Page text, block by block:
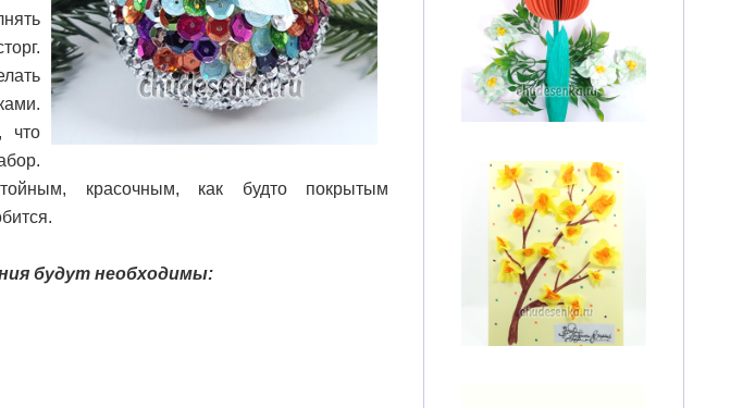
что
красочным, как будто покрытым
будут необходимы: